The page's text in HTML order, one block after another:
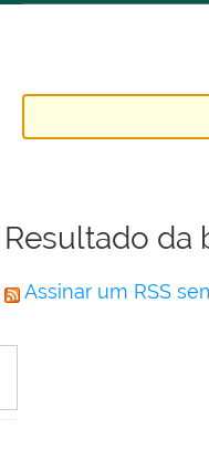
Resultado da
Assinar um RSS